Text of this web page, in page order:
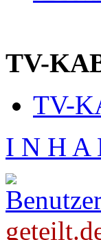
TV-
TV-
I N H A